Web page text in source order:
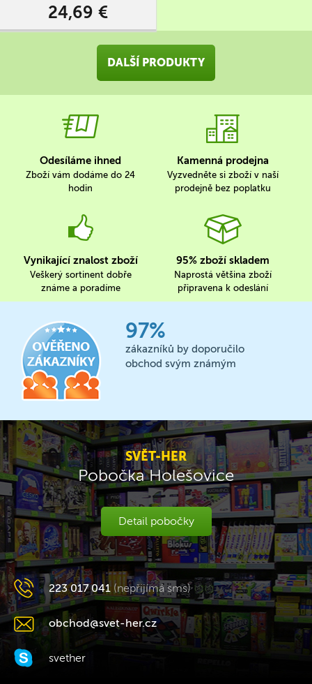
Garden.
24,69 €
DALŠÍ PRODUKTY
Odesíláme ihned
Zboží vám dodáme do 24
hodin
Kamenná prodejna
Vyzvedněte si zboží v naší
prodejně bez poplatku
Vynikající znalost zboží
Veškerý sortinent dobře
známe a poradíme
95% zboží skladem
Naprostá většina zboží
připravena k odeslání
97%
zákazníků by doporučilo
obchod svým známým
SVĚT-HER
Pobočka Holešovice
Detail pobočky
223 017 041 (nepřijímá sms)
obchod@svet-her.cz
svether